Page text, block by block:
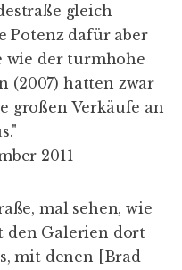
gleich
Potenz dafür aber
wie der turmhohe
(2007) hatten zwar
großen Verkäufe an
2011
mal sehen, wie
den Galerien dort
mit denen [Brad